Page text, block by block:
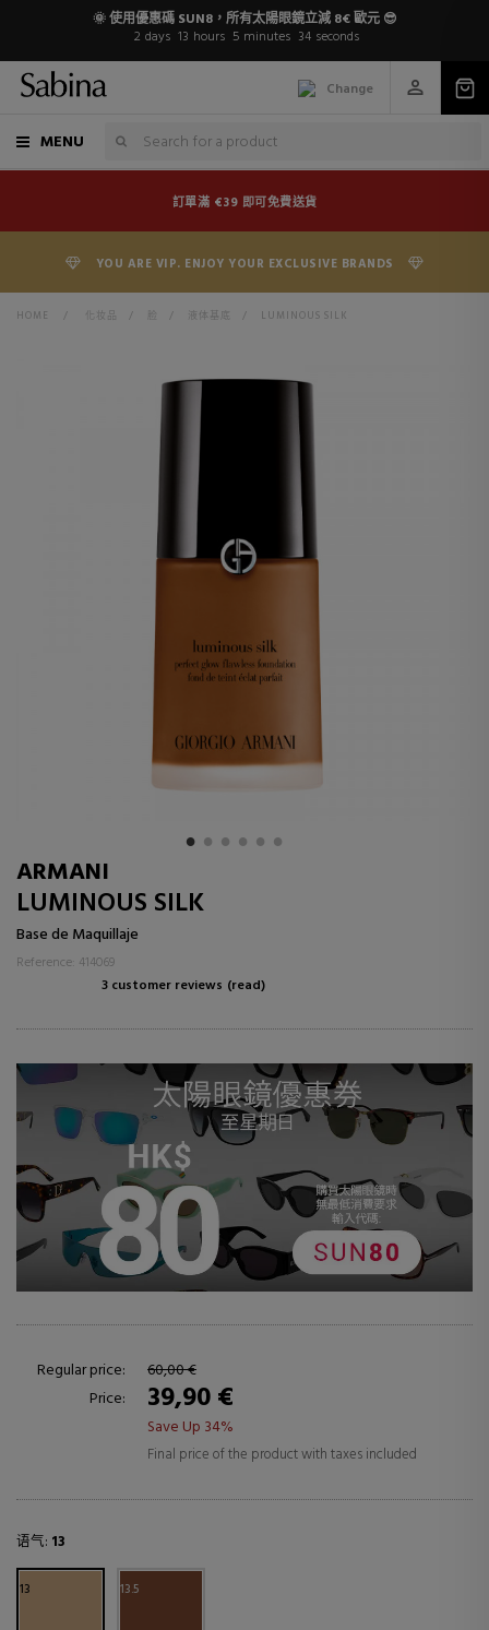
🌞 使用優惠碼 SUN8，所有太陽眼鏡立減 8€ 歐元 😎
2 days 13 hours 5 minutes 33 seconds
Change
MENU
訂單滿 €39 即可免費送貨
YOU ARE VIP. ENJOY YOUR EXCLUSIVE BRANDS
HOME > 化妆品 > 脸 > 液体基底 > LUMINOUS SILK
ARMANI
LUMINOUS SILK
Base de Maquillaje
Reference: 414069
3 customer reviews (read)
Regular price:
60,00 €
Price:
39,90 €
Save Up 34%
Final price of the product with taxes included
语气: 13
13 13.5